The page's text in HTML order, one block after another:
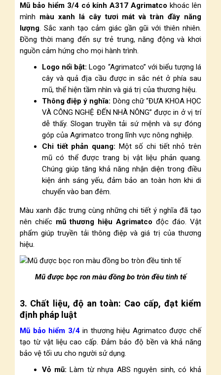
Mũ bảo hiểm 3/4 có kính A317 Agrimatco khoác lên
mình màu xanh lá cây tươi mát và tràn đầy năng
lượng. Sắc xanh tạo cảm giác gần gũi với thiên nhiên.
Đồng thời mang đến sự trẻ trung, năng động và khơi
nguồn cảm hứng cho mọi hành trình.
Logo nổi bật: Logo “Agrimatco” với biểu tượng lá
cây và quả địa cầu được in sắc nét ở phía sau
mũ, thể hiện tầm nhìn và giá trị của thương hiệu.
Thông điệp ý nghĩa: Dòng chữ “ĐƯA KHOA HỌC
VÀ CÔNG NGHỆ ĐẾN NHÀ NÔNG” được in ở vị trí
dễ thấy. Slogan truyền tải sứ mệnh và sự đóng
góp của Agrimatco trong lĩnh vực nông nghiệp.
Chi tiết phản quang: Một số chi tiết nhỏ trên
mũ có thể được trang bị vật liệu phản quang.
Chúng giúp tăng khả năng nhận diện trong điều
kiện ánh sáng yếu, đảm bảo an toàn hơn khi di
chuyển vào ban đêm.
Màu xanh đặc trưng cùng những chi tiết ý nghĩa đã tạo
nên chiếc mũ thương hiệu Agrimatco độc đáo. Vật
phẩm giúp truyền tải thông điệp và giá trị của thương
hiệu.
Mũ được bọc ron màu đồng bo tròn đều tinh tế
3. Chất liệu, độ an toàn: Cao cấp, đạt kiểm
định pháp luật
Mũ bảo hiểm 3/4in thương hiệu Agrimatco được chế
tạo từ vật liệu cao cấp. Đảm bảo độ bền và khả năng
bảo vệ tối ưu cho người sử dụng.
Vỏ mũ: Làm từ nhựa ABS nguyên sinh, có khả